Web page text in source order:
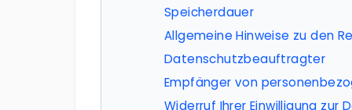
Speicherdauer
Allgemeine Hinweise zu den
Datenschutz­beauftragter
Empfänger von
Widerruf Ihrer Einwilligung zur